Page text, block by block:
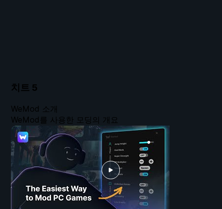
치트 5
WeMod 소개
WeMod를 사용한 모딩의 개요